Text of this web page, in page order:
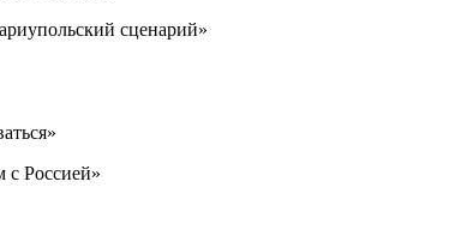
сценарий»
с Россией»